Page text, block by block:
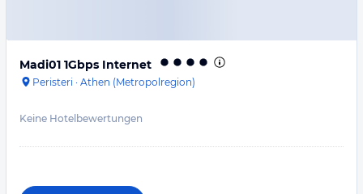
Madi01 1Gbps Internet
Peristeri · Athen (Metropolregion)
Keine Hotelbewertungen